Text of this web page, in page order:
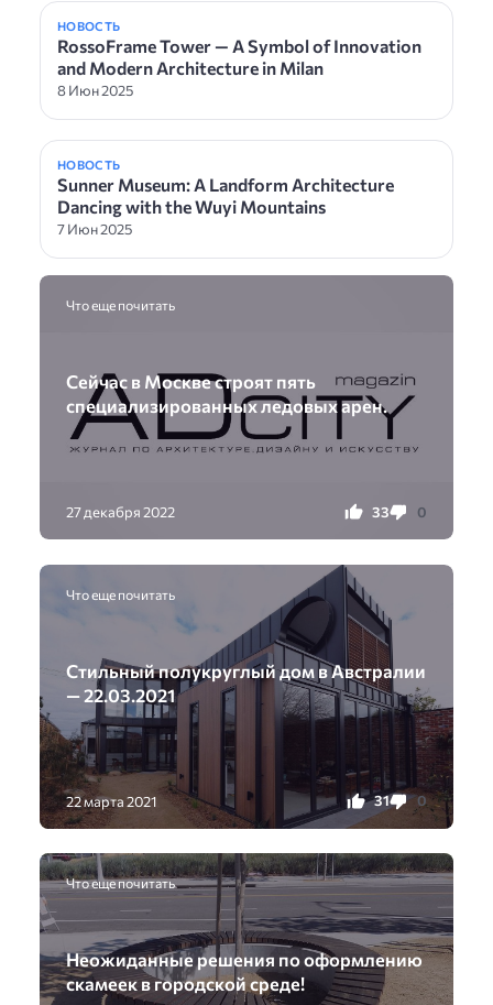
НОВОСТЬ
RossoFrame Tower — A Symbol of Innovation
and Modern Architecture in Milan
8 Июн 2025
НОВОСТЬ
Sunner Museum: A Landform Architecture
Dancing with the Wuyi Mountains
7 Июн 2025
Что еще почитать
Сейчас в Москве строят пять
специализированных ледовых арен.
27 декабря 2022 33 0
Что еще почитать
Стильный полукруглый дом в Австралии
— 22.03.2021
22 марта 2021 31 0
Что еще почитать
Неожиданные решения по оформлению
скамеек в городской среде!